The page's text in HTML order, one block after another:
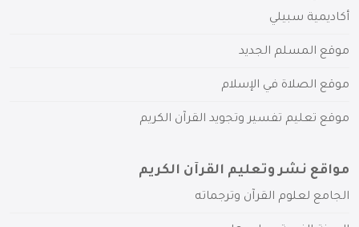
أكاديمية سبيلي
موقع المسلم الجديد
موقع الصلاة في الإسلام
موقع تعليم تفسير وتجويد القرآن الكريم
مواقع نشر وتعليم القرآن الكريم
الجامع لعلوم القرآن وترجماته